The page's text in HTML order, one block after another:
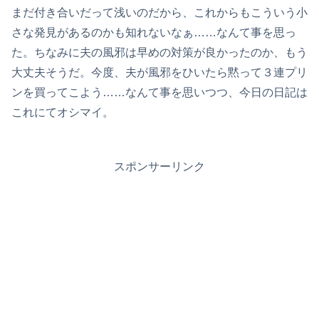
まだ付き合いだって浅いのだから、これからもこういう小
さな発見があるのかも知れないなぁ……なんて事を思っ
た。ちなみに夫の風邪は早めの対策が良かったのか、もう
大丈夫そうだ。今度、夫が風邪をひいたら黙って３連プリ
ンを買ってこよう……なんて事を思いつつ、今日の日記は
これにてオシマイ。
スポンサーリンク